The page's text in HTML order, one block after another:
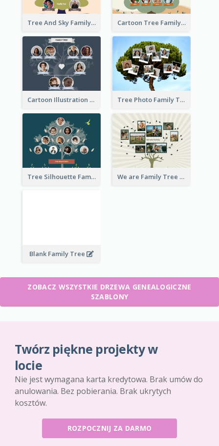
Tree And Sky Family Tree Cartoon Tree Family Tree
Cartoon Illustration Family Tree Collage Tree Photo Family Tree Collage
Tree Silhouette Family Tree We are Family Tree
Blank Family Tree
ZOBACZ WSZYSTKIE DRZEWA GENEALOGICZNE
SZABLONY
Twórz piękne projekty w
locie
Nie jest wymagana karta kredytowa. Brak umów do
anulowania. Bez pobierania. Brak ukrytych
kosztów.
ROZPOCZNIJ ZA DARMO